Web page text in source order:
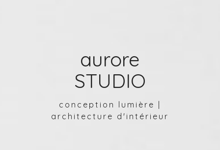
aurore
STUDIO
conception lumière |
architecture d'intérieur